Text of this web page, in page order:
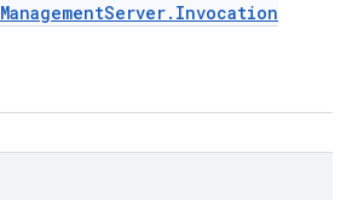
ManagementServer. Invocation